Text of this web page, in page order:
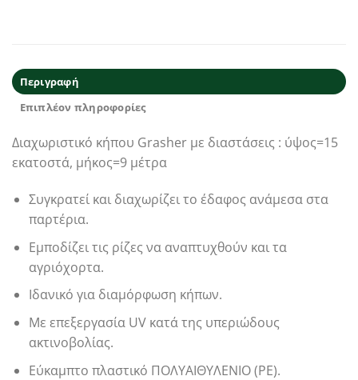
Περιγραφή
Επιπλέον πληροφορίες
Διαχωριστικό κήπου Grasher με διαστάσεις : ύψος=15
εκατοστά, μήκος=9 μέτρα
Συγκρατεί και διαχωρίζει το έδαφος ανάμεσα στα
παρτέρια.
Εμποδίζει τις ρίζες να αναπτυχθούν και τα
αγριόχορτα.
Ιδανικό για διαμόρφωση κήπων.
Με επεξεργασία UV κατά της υπεριώδους
ακτινοβολίας.
Εύκαμπτο πλαστικό ΠΟΛΥΑΙΘΥΛΕΝΙΟ (PE).